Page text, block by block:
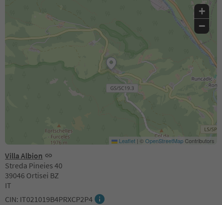
Villa Albion
Streda Pineies 40
39046 Ortisei BZ
IT
CIN: IT021019B4PRXCP2P4
+
−
Leaflet | ©OpenStreetMapContributors